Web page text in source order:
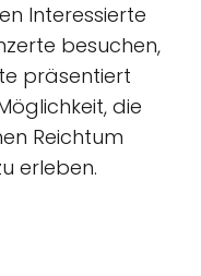
Interessierte
besuchen,
präsentiert
die
Reichtum
erleben.